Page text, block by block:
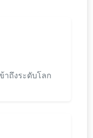
าถึงระดับโลก